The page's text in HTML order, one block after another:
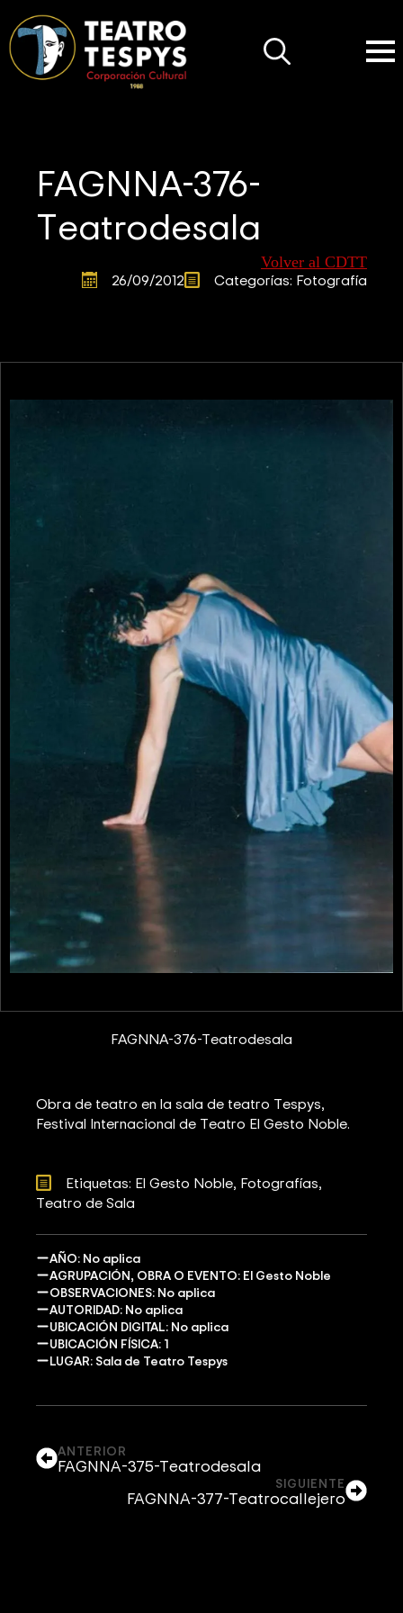
FAGNNA-376-
Teatrodesala
Volver al CDTT
26/09/2012 Categorías: Fotografía
FAGNNA-376-Teatrodesala
Obra de teatro en la sala de teatro Tespys,
Festival Internacional de Teatro El Gesto Noble.
Etiquetas: El Gesto Noble Fotografías
Teatro de Sala
AÑO: No aplica
AGRUPACIÓN, OBRA O EVENTO: El Gesto Noble
OBSERVACIONES: No aplica
AUTORIDAD: No aplica
UBICACIÓN DIGITAL: No aplica
UBICACIÓN FÍSICA: 1
LUGAR: Sala de Teatro Tespys
ANTERIOR
FAGNNA-375-Teatrodesala
SIGUIENTE
FAGNNA-377-Teatrocallejero